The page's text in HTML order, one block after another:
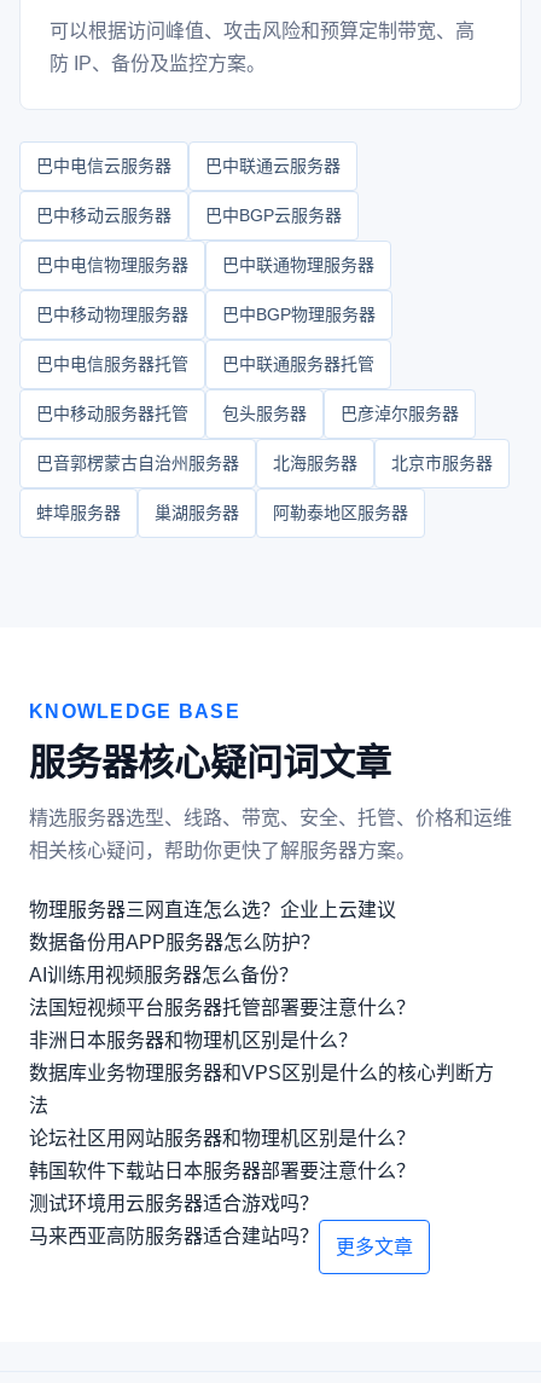
可以根据访问峰值、攻击风险和预算定制带宽、高
防 IP、备份及监控方案。
巴中电信云服务器 巴中联通云服务器
巴中移动云服务器 巴中BGP云服务器
巴中电信物理服务器 巴中联通物理服务器
巴中移动物理服务器 巴中BGP物理服务器
巴中电信服务器托管 巴中联通服务器托管
巴中移动服务器托管 包头服务器 巴彦淖尔服务器
巴音郭楞蒙古自治州服务器 北海服务器 北京市服务器
蚌埠服务器 巢湖服务器 阿勒泰地区服务器
KNOWLEDGE BASE
服务器核心疑问词文章
精选服务器选型、线路、带宽、安全、托管、价格和运维
相关核心疑问，帮助你更快了解服务器方案。
物理服务器三网直连怎么选？企业上云建议
数据备份用APP服务器怎么防护？
AI训练用视频服务器怎么备份？
法国短视频平台服务器托管部署要注意什么？
非洲日本服务器和物理机区别是什么？
数据库业务物理服务器和VPS区别是什么的核心判断方
法
论坛社区用网站服务器和物理机区别是什么？
韩国软件下载站日本服务器部署要注意什么？
测试环境用云服务器适合游戏吗？
马来西亚高防服务器适合建站吗？
更多文章